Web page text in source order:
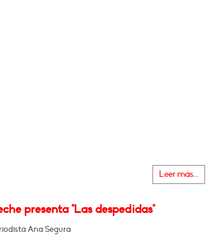
Leer más...
presenta "Las despedidas"
Ana Segura